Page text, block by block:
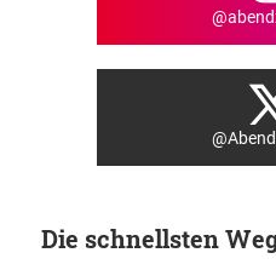
Die schnellsten